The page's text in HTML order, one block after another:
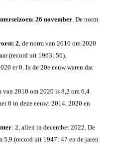
26 november. De norm
2, de norm van 2010 om 2020
(record uit 1963: 56).
er 0. In de 20e eeuw waren dat
van 2010 om 2020 is 8,2 om 6,4
0 in deze eeuw: 2014, 2020 en
: 2, allen in december 2022. De
5,9 (record uit 1947: 47 en de jaren